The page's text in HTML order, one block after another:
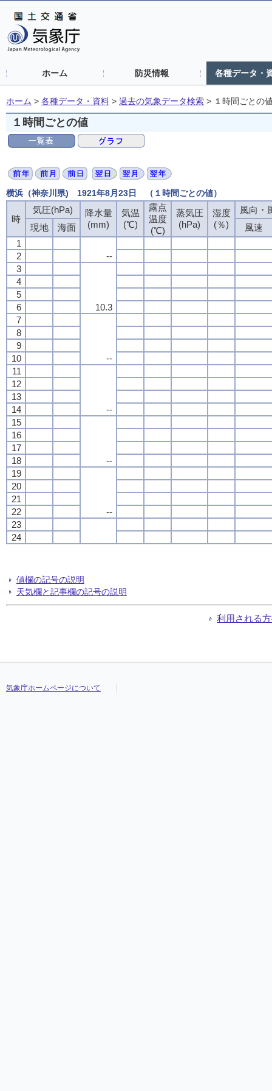
ホーム 防災情報 各種データ・
ホーム > 各種データ・資料 > 過去の気象データ検索 > １時間ごとの
１時間ごとの値
横浜（神奈川県) 1921年8月23日 （１時間ごとの値）
時
気圧(hPa)
降水量
(mm)
気温
(℃)
露点
温度
(℃)
蒸気圧
(hPa)
湿度
(％)
風向・
現地
海面
風速
1
--
2
3
10.3
4
5
6
7
--
8
9
10
11
--
12
13
14
15
--
16
17
18
19
--
20
21
22
23
24
値欄の記号の説明
天気欄と記事欄の記号の説明
利用される
気象庁ホームページについて